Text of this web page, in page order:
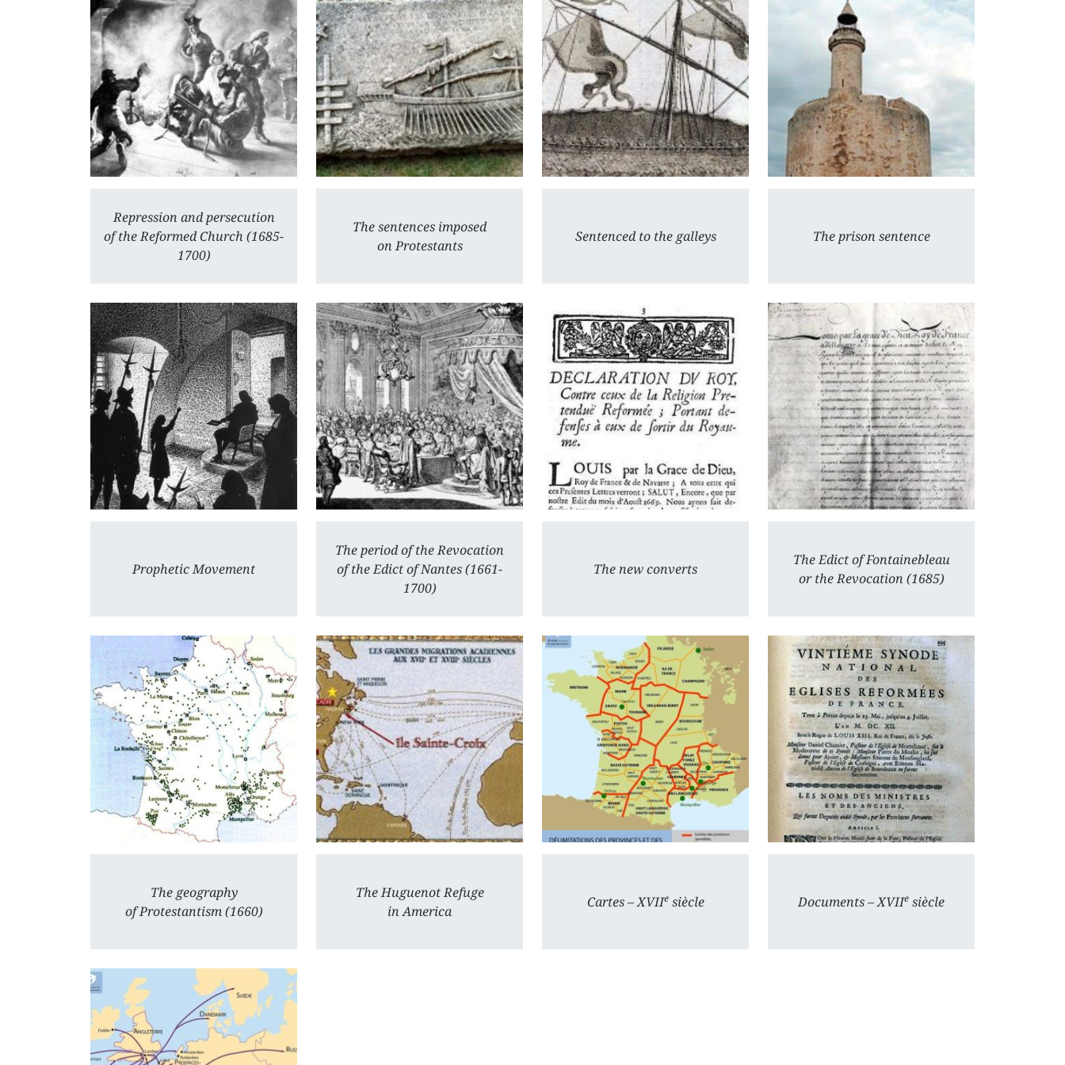
Repression and persecution
of the Reformed Church (1685-
1700)
The sentences imposed
on Protestants
Sentenced to the galleys The prison sentence
Prophetic Movement
The period of the Revocation
of the Edict of Nantes (1661-
1700)
The new converts
The Edict of Fontainebleau
or the Revocation (1685)
The geography
of Protestantism (1660)
The Huguenot Refuge
in America
Cartes – XVIIesiècle Documents – XVIIe siècle